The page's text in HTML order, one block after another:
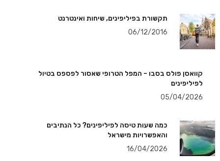
תקשורת בפיליפינים, שיחות ואינטרנט
06/12/2016
קוואסן פולס בסבו – המפל הטרופי שאסור לפספס בטיול
לפיליפינים
05/04/2026
כמה שעות טיסה לפיליפינים? כל הנתיבים
והאפשרויות מישראל
16/04/2026